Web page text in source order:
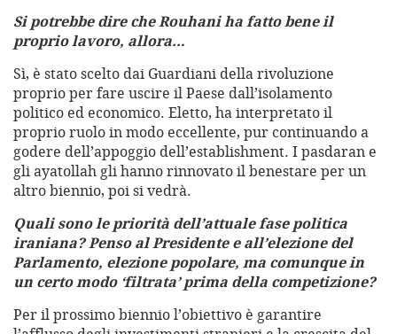
Si potrebbe dire che Rouhani ha fatto bene il
proprio lavoro, allora…
Sì, è stato scelto dai Guardiani della rivoluzione
proprio per fare uscire il Paese dall’isolamento
politico ed economico. Eletto, ha interpretato il
proprio ruolo in modo eccellente, pur continuando a
godere dell’appoggio dell’establishment. I pasdaran e
gli ayatollah gli hanno rinnovato il benestare per un
altro biennio, poi si vedrà.
Quali sono le priorità dell’attuale fase politica
iraniana? Penso al Presidente e all’elezione del
Parlamento, elezione popolare, ma comunque in
un certo modo ‘filtrata’ prima della competizione?
Per il prossimo biennio l’obiettivo è garantire